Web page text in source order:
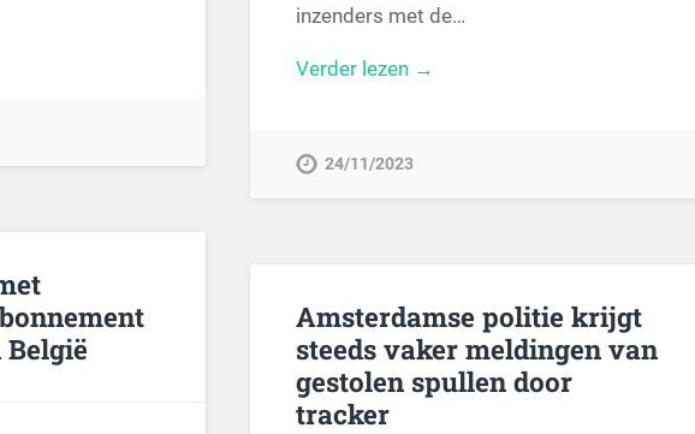
inzenders met de…
Verder lezen →
24/11/2023
Amsterdamse politie krijgt
steeds vaker meldingen van
gestolen spullen door
tracker